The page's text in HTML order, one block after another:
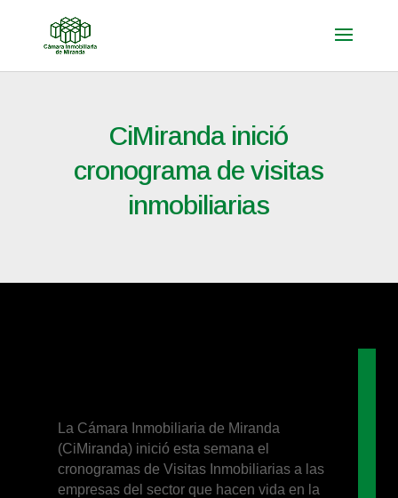
CiMiranda inició
cronograma de visitas
inmobiliarias
La Cámara Inmobiliaria de Miranda
(CiMiranda) inició esta semana el
cronogramas de Visitas Inmobiliarias a las
empresas del sector que hacen vida en la